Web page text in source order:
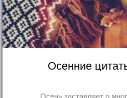
Осенние
Осень заставляет о